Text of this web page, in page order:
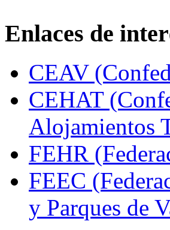
Enlaces de
CEAV
CEHAT
Alojamientos
FEHR
FEEC
y Parques de